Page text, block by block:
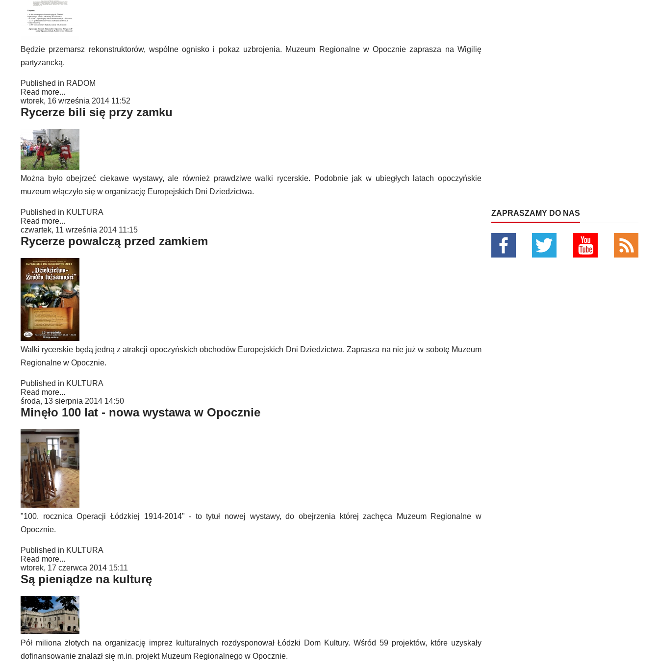
Będzie przemarsz rekonstruktorów, wspólne ognisko i pokaz uzbrojenia. Muzeum Regionalne w Opocznie zaprasza na Wigilię
partyzancką.
Published in RADOM
Read more...
wtorek, 16 września 2014 11:52
Rycerze bili się przy zamku
Można było obejrzeć ciekawe wystawy, ale również prawdziwe walki rycerskie. Podobnie jak w ubiegłych latach opoczyńskie
muzeum włączyło się w organizację Europejskich Dni Dziedzictwa.
Published in KULTURA
Read more...
czwartek, 11 września 2014 11:15
Rycerze powalczą przed zamkiem
Walki rycerskie będą jedną z atrakcji opoczyńskich obchodów Europejskich Dni Dziedzictwa. Zaprasza na nie już w sobotę Muzeum
Regionalne w Opocznie.
Published in KULTURA
Read more...
środa, 13 sierpnia 2014 14:50
Minęło 100 lat - nowa wystawa w Opocznie
"100. rocznica Operacji Łódzkiej 1914-2014" - to tytuł nowej wystawy, do obejrzenia której zachęca Muzeum Regionalne w
Opocznie.
Published in KULTURA
Read more...
wtorek, 17 czerwca 2014 15:11
Są pieniądze na kulturę
Pół miliona złotych na organizację imprez kulturalnych rozdysponował Łódzki Dom Kultury. Wśród 59 projektów, które uzyskały
dofinansowanie znalazł się m.in. projekt Muzeum Regionalnego w Opocznie.
ZAPRASZAMY DO NAS